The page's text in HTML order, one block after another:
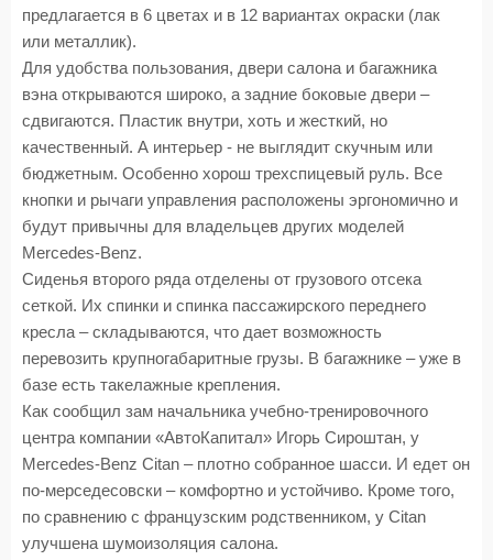
предлагается в 6 цветах и в 12 вариантах окраски (лак
или металлик).
Для удобства пользования, двери салона и багажника
вэна открываются широко, а задние боковые двери –
сдвигаются. Пластик внутри, хоть и жесткий, но
качественный. А интерьер - не выглядит скучным или
бюджетным. Особенно хорош трехспицевый руль. Все
кнопки и рычаги управления расположены эргономично и
будут привычны для владельцев других моделей
Mercedes-Benz.
Сиденья второго ряда отделены от грузового отсека
сеткой. Их спинки и спинка пассажирского переднего
кресла – складываются, что дает возможность
перевозить крупногабаритные грузы. В багажнике – уже в
базе есть такелажные крепления.
Как сообщил зам начальника учебно-тренировочного
центра компании «АвтоКапитал» Игорь Сироштан, у
Mercedes-Benz Citan – плотно собранное шасси. И едет он
по-мерседесовски – комфортно и устойчиво. Кроме того,
по сравнению с французским родственником, у Citan
улучшена шумоизоляция салона.